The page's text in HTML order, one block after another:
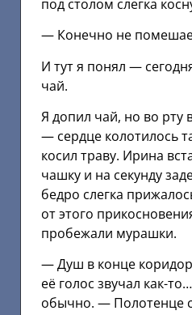
под столом слегка
— Конечно не
И тут я понял —
чай.
Я допил чай, но во рту
— сердце колотилось
косил траву. Ирина
чашку и на секунду
бедро слегка
от этого
пробежали мурашки.
— Душ в конце
её голос звучал как-
обычно. — Полотенце